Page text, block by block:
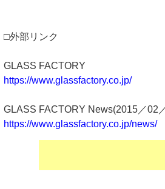
□外部リンク
GLASS FACTORY
https://www.glassfactory.co.jp/
GLASS FACTORY News(2015／02
https://www.glassfactory.co.jp/news/